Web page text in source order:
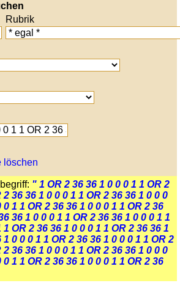
Rubrik
löschen
" 1 OR 2 36 36 1 0 0 0 1 1 OR 2
36 36 1 0 0 0 1 1 OR 2 36 36 1 0 0 0
1 1 OR 2 36 36 1 0 0 0 1 1 OR 2 36
36 1 0 0 0 1 1 OR 2 36 36 1 0 0 0 1 1
OR 2 36 36 1 0 0 0 1 1 OR 2 36 36 1
0 0 0 1 1 OR 2 36 36 1 0 0 0 1 1 OR 2
36 36 1 0 0 0 1 1 OR 2 36 36 1 0 0 0
1 1 OR 2 36 36 1 0 0 0 1 1 OR 2 36